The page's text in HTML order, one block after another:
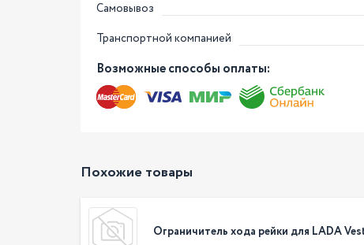
Самовывоз
Транспортной компанией
Возможные способы оплаты:
Похожие товары
Ограничитель хода рейки для LADA